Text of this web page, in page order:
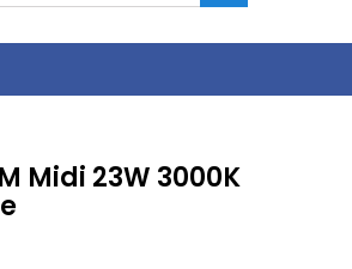
Midi 23W 3000K